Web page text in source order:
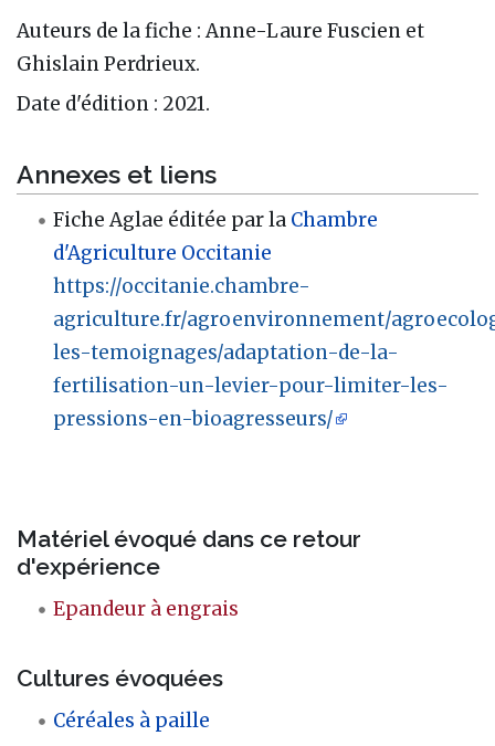
Auteurs de la fiche : Anne-Laure Fuscien et
Ghislain Perdrieux.
Date d'édition : 2021.
Annexes et liens
Fiche Aglae éditée par la Chambre
d'Agriculture Occitanie
https://occitanie.chambre-
agriculture.fr/agroenvironnement/
les-temoignages/adaptation-de-la-
fertilisation-un-levier-pour-limiter-les-
pressions-en-bioagresseurs/
Matériel évoqué dans ce retour
d'expérience
Epandeur à engrais
Cultures évoquées
Céréales à paille